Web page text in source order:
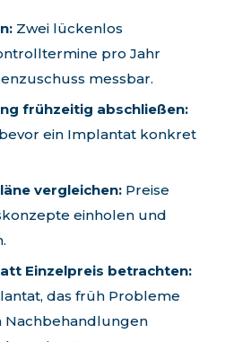
Zwei lückenlos
pro Jahr
messbar.
frühzeitig abschließen:
ein Implantat konkret
vergleichen: Preise
einholen und
Einzelpreis betrachten:
das früh Probleme
Nachbehandlungen